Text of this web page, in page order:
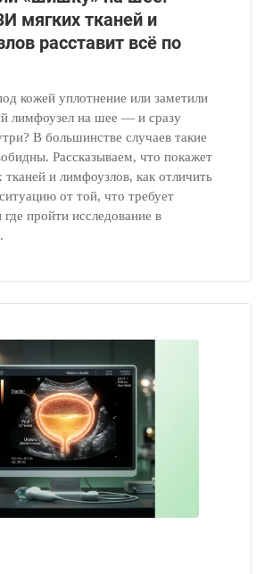
мягких тканей и
расставит всё по
кожей уплотнение или заметили
лимфоузел на шее — и сразу
В большинстве случаев такие
Рассказываем, что покажет
и лимфоузлов, как отличить
от той, что требует
пройти исследование в